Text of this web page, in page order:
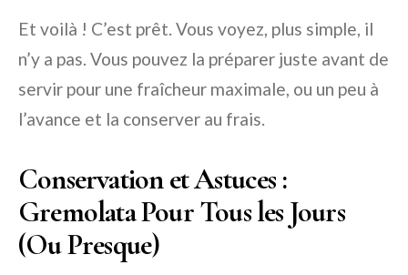
Et voilà ! C’est prêt. Vous voyez, plus simple, il
n’y a pas. Vous pouvez la préparer juste avant de
servir pour une fraîcheur maximale, ou un peu à
l’avance et la conserver au frais.
Conservation et Astuces :
Gremolata Pour Tous les Jours
(Ou Presque)